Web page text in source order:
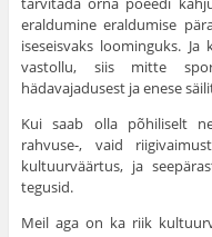
eraldumine eral­dumise
iseseisvaks loominguks.
vastollu, siis mitte
hädavajadusest ja enese
Kui saab olla põhiliselt
rahvuse-, vaid
kultuurväärtus, ja
tegusid.
Meil aga on ka riik